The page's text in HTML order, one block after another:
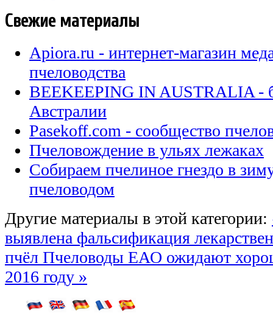
Свежие материалы
Apiora.ru - интернет-магазин
пчеловодства
BEEKEEPING IN AUSTRALIA -
Австралии
Pasekoff.com - сообщество
Пчеловождение в ульях лежаках
Собираем пчелиное гнездо в
пчеловодом
Другие материалы в этой категории:
выявлена фальсификация
пчёл Пчеловоды ЕАО ожидают
2016 году »